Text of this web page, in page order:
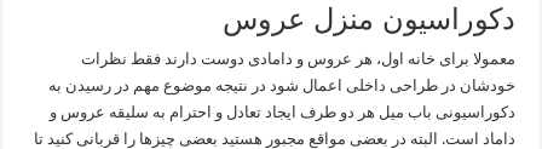
دکوراسیون منزل عروس
معمولا برای خانه اول، هر عروس و دامادی دوست دارند فقط نظرات
خودشان در طراحی داخلی اعمال شود در نتیجه موضوع مهم در رسیدن به
دکوراسیونی باب میل هر دو طرف ایجاد تعادل و احترام به سلیقه عروس و
داماد است. البته در بعضی مواقع مجبور هستید بعضی چیزها را قربانی کنید تا